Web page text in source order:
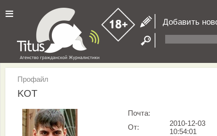
≡ Добавить
Профайл
KOT
Почта:
От:
2010-12-03
10:54:01